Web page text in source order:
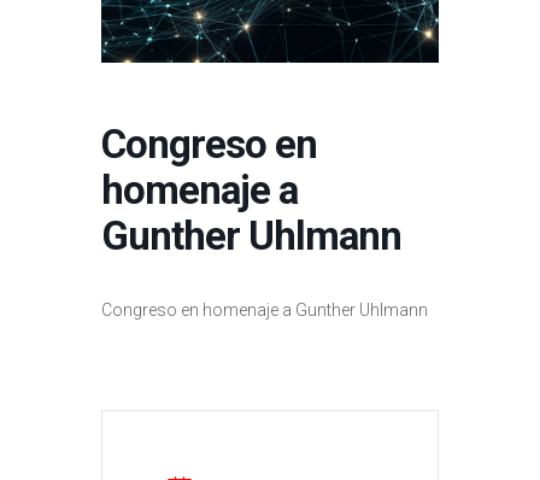
Congreso en
homenaje a
Gunther Uhlmann
Congreso en homenaje a Gunther Uhlmann